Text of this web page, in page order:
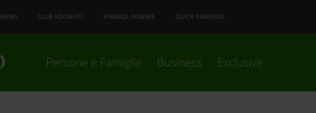
NEWS CLUB AZIONISTI FINANZA INSIEME QUICK TRAINING
Persone e Famiglie Business Exclusive